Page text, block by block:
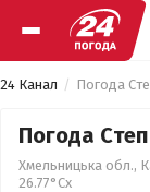
24 Канал Погода
Погода
Хмельницька обл.,
26.77°Сх